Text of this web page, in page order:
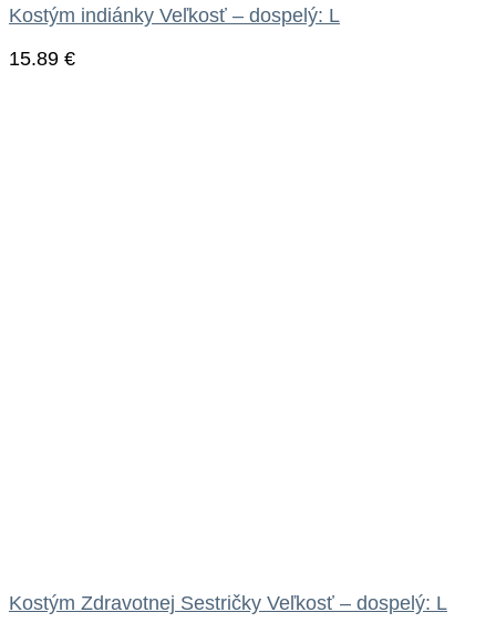
Kostým indiánky Veľkosť – dospelý: L
15.89 €
Kostým Zdravotnej Sestričky Veľkosť – dospelý: L